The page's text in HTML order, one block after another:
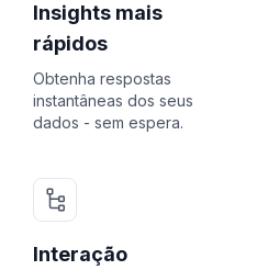
Insights mais
rápidos
Obtenha respostas
instantâneas dos seus
dados - sem espera.
Interação